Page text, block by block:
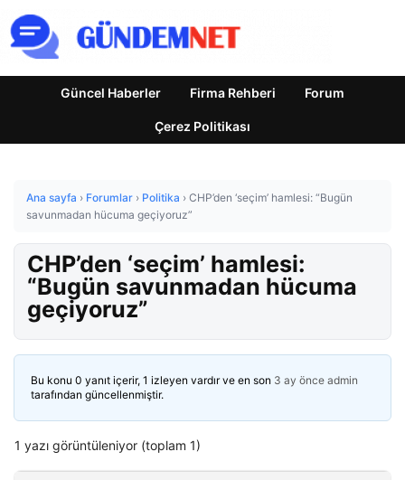
Güncel Haberler Firma Rehberi Forum
Çerez Politikası
Ana sayfa › Forumlar › Politika › CHP’den ‘seçim’ hamlesi: “Bugün
savunmadan hücuma geçiyoruz”
CHP’den ‘seçim’ hamlesi:
“Bugün savunmadan hücuma
geçiyoruz”
Bu konu 0 yanıt içerir, 1 izleyen vardır ve en son 3 ay önce admin
tarafından güncellenmiştir.
1 yazı görüntüleniyor (toplam 1)